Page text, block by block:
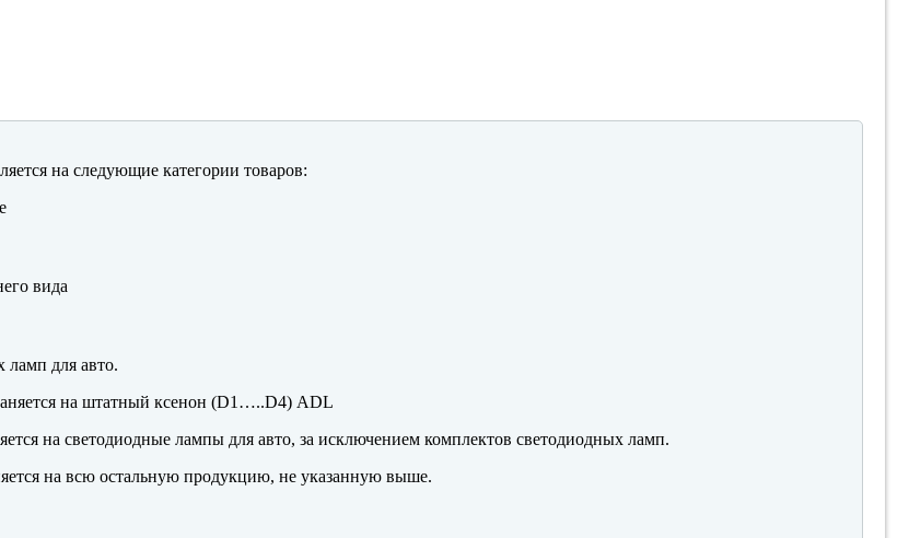
на следующие категории товаров:
вида
для авто.
на штатный ксенон (D1…..D4) ADL
на светодиодные лампы для авто, за исключением комплектов светодиодных ламп.
на всю остальную продукцию, не указанную выше.